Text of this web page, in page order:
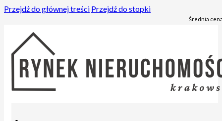
Przejdź do głównej treści Przejdź do stopki
Średnia